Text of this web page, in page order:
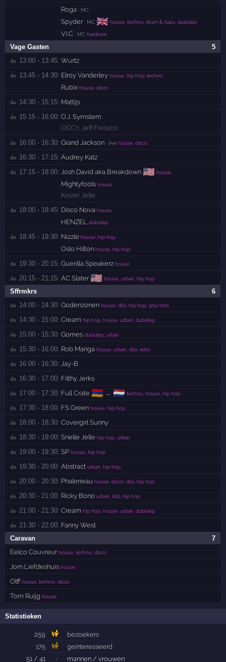
Roga · MC
Spyder· MC 🇬🇧 house, techno, drum & bass, dubstep
V.I.C · MC hardcore
5
Vage Gasten
do 13:00 - 13:45: Wurtz
do 13:45 - 14:30: Elroy Vanderley house, hip hop, techno
Rubix house, disco
do 14:30 - 15:15: Mattijs
do 15:15 - 16:00: O.J. Symstem
OCCY, Jeff Fressco
do 16:00 - 16:30: Grand Jackson · live house, disco
do 16:30 - 17:15: Audrey Katz
do 17:15 - 18:00: Josh David aka Breakdown 🇺🇸 house
Mightyfools house
Keizer Jelle
do 18:00 - 18:45: Disco Nova house
HENZEL dubstep
do 18:45 - 19:30: Nizzle house, hip hop
Oslo Hilton house, hip hop
do 19:30 - 20:15: Guerilla Speakerz house
do 20:15 - 21:15: AC Slater 🇺🇸 house, urban, hip hop
6
Sffrmkrs
do 14:00 - 14:30: Godenzonen house, r&b, hip hop, 90s/00s
do 14:30 - 15:00: Cream hip hop, house, urban, dubstep
do 15:00 - 15:30: Gomes dubstep, urban
do 15:30 - 16:00: Rob Manga house, urban, r&b, retro
do 16:00 - 16:30: Jay-B
do 16:30 - 17:00: Filthy Jerks
do 17:00 - 17:30: Full Crate 🇦🇲 → 🇳🇱 techno, house, hip hop
do 17:30 - 18:00: FS Green house, hip hop
do 18:00 - 18:30: Covergirl Sunny
do 18:30 - 19:00: Snelle Jelle hip hop, urban
do 19:00 - 19:30: SP house, hip hop
do 19:30 - 20:00: Abstract urban, hip hop
do 20:00 - 20:30: Phalerieau house, disco, r&b, hip hop
do 20:30 - 21:00: Ricky Bono urban, r&b, hip hop
do 21:00 - 21:30: Cream hip hop, house, urban, dubstep
do 21:30 - 22:00: Fanny West
7
Caravan
Eelco Couvreur house, techno, disco
Jorn Liefdeshuis house
Olff house, techno, disco
Tom Ruijg house
Statistieken
259
bezoekers
175
geïnteresseerd
51 / 41
·
mannen / vrouwen